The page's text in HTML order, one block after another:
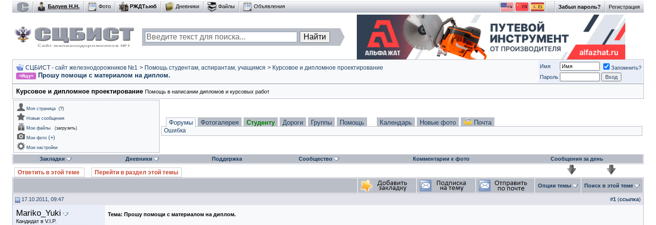
Регистрация
Забыл пароль?
Балуев Н.Н. Фото РЖДТьюб Дневники Файлы Объявления
СЦБИСТ - сайт железнодорожников №1 > Помощь студентам, аспирантам, учащимся > Курсовое и дипломное проектирование
=Ищу= Прошу помощи с материалом на диплом.
Имя
Запомнить?
Пароль
Курсовое и дипломное проектирование Помощь в написании дипломов и курсовых работ
Моя страница (?)
Новые сообщения
Мои файлы
(загрузить)
Мои фото (+)
Мои настройки
Форумы Фотогалерея Студенту Дороги Группы Помощь Календарь Новые фото Почта
Ошибка
Закладки Дневники Поддержка Сообщество Комментарии к фото Сообщения за день
Ответить в этой теме Перейти в раздел этой темы
Опции темы Поиск в этой теме
17.10.2011, 09:47 #1 (ссылка)
Mariko_Yuki
Кандидат в V.I.P.
Тема: Прошу помощи с материалом на диплом.